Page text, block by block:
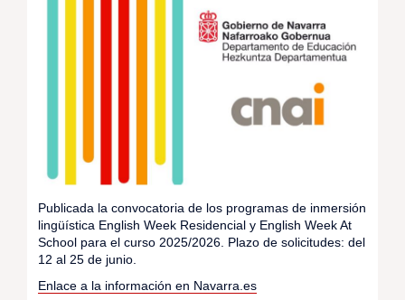
Publicada la convocatoria de los programas de inmersión
lingüística English Week Residencial y English Week At
School para el curso 2025/2026. Plazo de solicitudes: del
12 al 25 de junio.
Enlace a la información en Navarra.es